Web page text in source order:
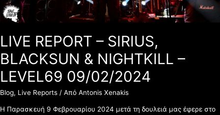
LIVE REPORT – SIRIUS,
BLACKSUN & NIGHTKILL –
LEVEL69 09/02/2024
Blog, Live Reports / Από Antonis Xenakis
Η Παρασκευή 9 Φεβρουαρίου 2024 μετά τη δουλειά μας έφερε στο
09/02/2024